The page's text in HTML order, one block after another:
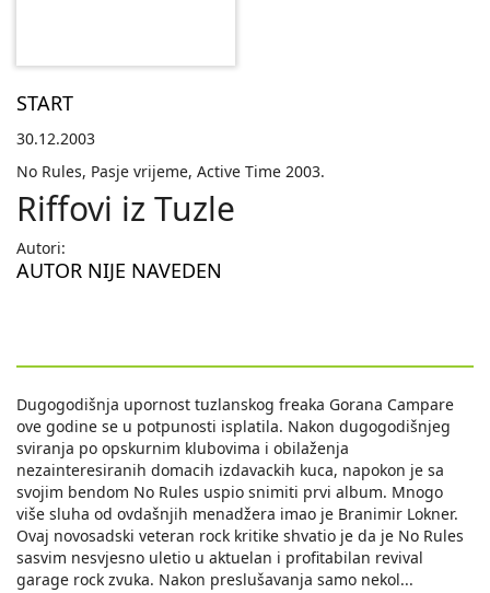
START
30.12.2003
No Rules, Pasje vrijeme, Active Time 2003.
Riffovi iz Tuzle
Autori:
AUTOR NIJE NAVEDEN
Dugogodišnja upornost tuzlanskog freaka Gorana Campare
ove godine se u potpunosti isplatila. Nakon dugogodišnjeg
sviranja po opskurnim klubovima i obilaženja
nezainteresiranih domacih izdavackih kuca, napokon je sa
svojim bendom No Rules uspio snimiti prvi album. Mnogo
više sluha od ovdašnjih menadžera imao je Branimir Lokner.
Ovaj novosadski veteran rock kritike shvatio je da je No Rules
sasvim nesvjesno uletio u aktuelan i profitabilan revival
garage rock zvuka. Nakon preslušavanja samo nekol...